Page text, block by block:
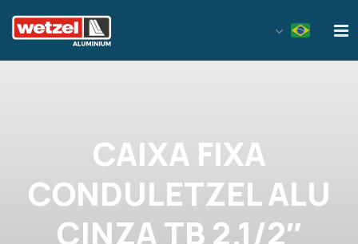
CAIXA FIXA
CONDULETZEL ALU
CINZA TB 2.1/2″